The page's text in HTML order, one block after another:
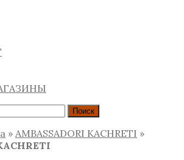
» AMBASSADORI KACHRETI »